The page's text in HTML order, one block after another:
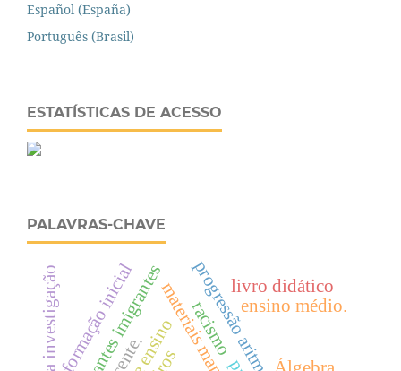
Español (España)
Português (Brasil)
ESTATÍSTICAS DE ACESSO
PALAVRAS-CHAVE
progressão aritmética
estudantes imigrantes racismo
Álgebra
ensino médio.
livro didático
formação inicial